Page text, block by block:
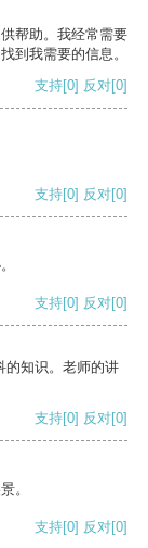
帮助。我经常需要
到我需要的信息。
支持[0] 反对[0]
支持[0] 反对[0]
支持[0] 反对[0]
的知识。老师的讲
支持[0] 反对[0]
。
支持[0] 反对[0]